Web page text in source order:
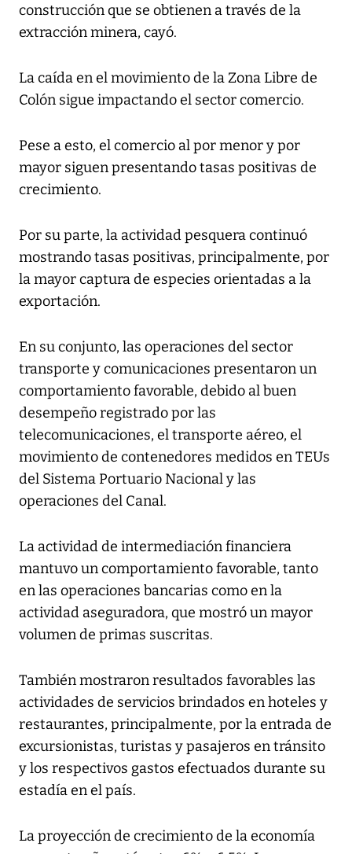
construcción que se obtienen a través de la
extracción minera, cayó.
La caída en el movimiento de la Zona Libre de
Colón sigue impactando el sector comercio.
Pese a esto, el comercio al por menor y por
mayor siguen presentando tasas positivas de
crecimiento.
Por su parte, la actividad pesquera continuó
mostrando tasas positivas, principalmente, por
la mayor captura de especies orientadas a la
exportación.
En su conjunto, las operaciones del sector
transporte y comunicaciones presentaron un
comportamiento favorable, debido al buen
desempeño registrado por las
telecomunicaciones, el transporte aéreo, el
movimiento de contenedores medidos en TEUs
del Sistema Portuario Nacional y las
operaciones del Canal.
La actividad de intermediación financiera
mantuvo un comportamiento favorable, tanto
en las operaciones bancarias como en la
actividad aseguradora, que mostró un mayor
volumen de primas suscritas.
También mostraron resultados favorables las
actividades de servicios brindados en hoteles y
restaurantes, principalmente, por la entrada de
excursionistas, turistas y pasajeros en tránsito
y los respectivos gastos efectuados durante su
estadía en el país.
La proyección de crecimiento de la economía